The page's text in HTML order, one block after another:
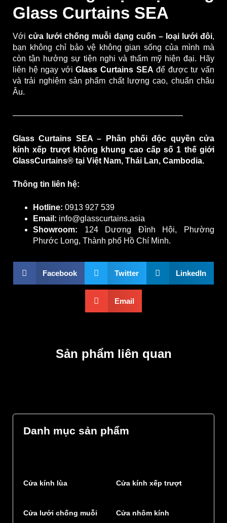
Glass Curtains SEA
Vớicửa lưới chống muỗi dạng cuốn – loại lưới đôi,
bạn không chỉ bảo vệ không gian sống của mình mà
còn tận hưởng sự tiện nghi và thẩm mỹ hiện đại. Hãy
liên hệ ngay vớiGlass Curtains SEA để được tư vấn
và trải nghiệm sản phẩm chất lượng cao, chuẩn châu
Âu.
—————————————————————
Glass Curtains SEA – Phân phối độc quyền cửa
kính xếp trượt không khung cao cấp số 1 thế giới
GlassCurtains® tại Việt Nam, Thái Lan, Cambodia.
Thông tin liên hệ:
Hotline: 0913 927 539
Email: info@glasscurtains.asia
Showroom: 124 Dương Đình Hội, Phường
Phước Long, Thành phố Hồ Chí Minh.
Facebook Twitter LinkedIn
Email
Sản phẩm liên quan
Danh mục sản phẩm
Cửa kính lùa Cửa kính xếp trượt
Cửa lưới chống muỗi Cửa nhôm kính